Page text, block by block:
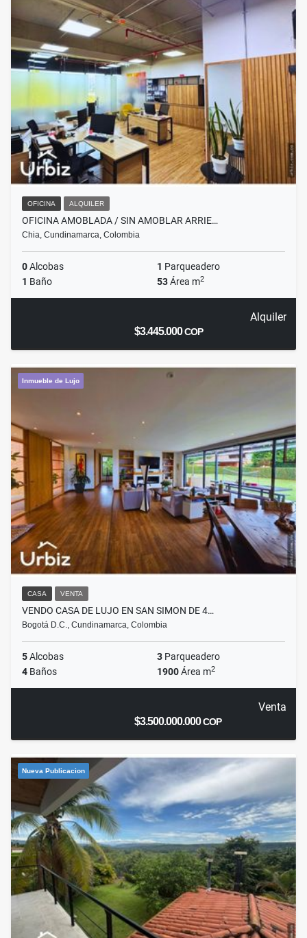
OFICINA ALQUILER
OFICINA AMOBLADA / SIN AMOBLAR ARRIE…
Chia, Cundinamarca, Colombia
0Alcobas 1 Parqueadero
1 Baño 53Área m2
Alquiler
$3.445.000COP
Inmueble de Lujo
CASA VENTA
VENDO CASA DE LUJO EN SAN SIMON DE 4…
Bogotá D.C., Cundinamarca, Colombia
5Alcobas 3 Parqueadero
4 Baños 1900Área m2
Venta
$3.500.000.000COP
Nueva Publicacion